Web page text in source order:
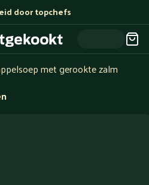
door topchefs
met gerookte zalm